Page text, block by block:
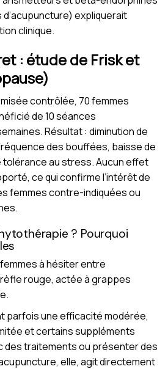
expliquerait
clinique.
: étude de Frisk et
contrôlée, 70 femmes
de 10 séances
Résultat : diminution de
des bouffées, baisse de
tolérance au stress. Aucun effet
ce qui confirme l’intérêt de
femmes contre-indiquées ou
? Pourquoi
à hésiter entre
rouge, actée à grappes
parfois une efficacité modérée,
et certains suppléments
des traitements ou présenter des
elle, agit directement